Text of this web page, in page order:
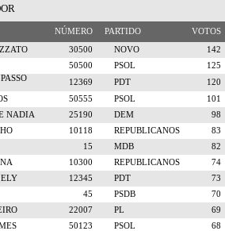
NÚMERO PARTIDO VOTOS
30500 NOVO 142
50500 PSOL 125
12369 PDT 120
50555 PSOL 101
NADIA 25190 DEM 98
10118 REPUBLICANOS 83
15 MDB 82
10300 REPUBLICANOS 74
12345 PDT 73
45 PSDB 70
22007 PL 69
50123 PSOL 68